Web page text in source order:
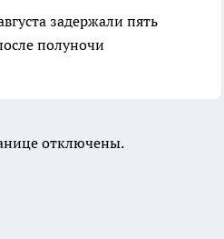
задержали пять
полуночи
отключены.